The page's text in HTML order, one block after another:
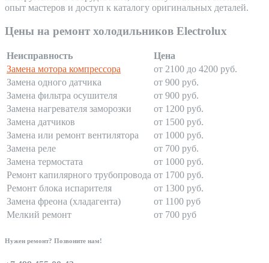
опыт мастеров и доступ к каталогу оригинальных деталей.
Цены на ремонт холодильников Electrolux
Неисправность
Цена
Замена мотора компрессора
от 2100 до 4200 руб.
Замена одного датчика
от 900 руб.
Замена фильтра осушителя
от 900 руб.
Замена нагревателя заморозки
от 1200 руб.
Замена датчиков
от 1500 руб.
Замена или ремонт вентилятора
от 1000 руб.
Замена реле
от 700 руб.
Замена термостата
от 1000 руб.
Ремонт капилярного трубопровода от 1700 руб.
Ремонт блока испарителя
от 1300 руб.
Замена фреона (хладагента)
от 1100 руб
Мелкий ремонт
от 700 руб
Нужен ремонт? Позвоните нам!